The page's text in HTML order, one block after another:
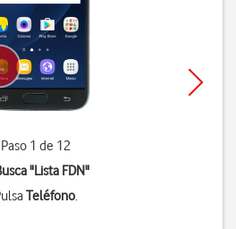
Paso 1 de 12
"Lista FDN"
Teléfono.